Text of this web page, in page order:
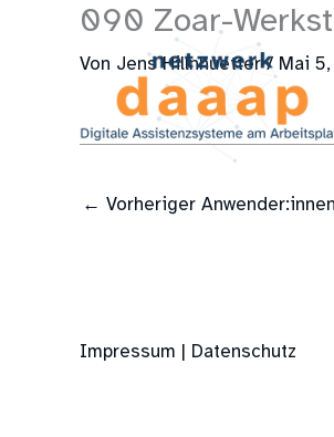
090 Zoar-
Von Jens Hillnhuetter/ Mai
← Vorheriger Anwender:innen
Impressum | Datenschutz